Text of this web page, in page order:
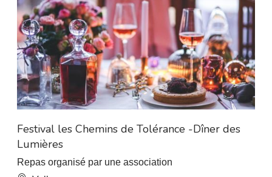
Festival les Chemins de Tolérance -Dîner des
Lumières
Repas organisé par une association